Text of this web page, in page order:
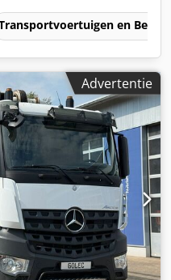
en
Advertentie